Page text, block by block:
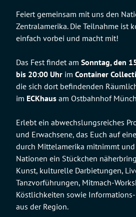
Feiert gemeinsam mit uns den
Zentralamerika. Die Teilnahme ist
einfach vorbei und macht mit!
Das Fest findet am Sonntag, den
bis 20:00 Uhr im Container
die sich dort befindenden
im ECKhaus am Ostbahnhof
Erlebt ein abwechslungsreiches
und Erwachsene, das Euch auf
durch Mittelamerika mitnimmt
Nationen ein Stückchen
Kunst, kulturelle Darbietungen,
Tanzvorführungen, Mitmach-
Köstlichkeiten sowie
aus der Region.